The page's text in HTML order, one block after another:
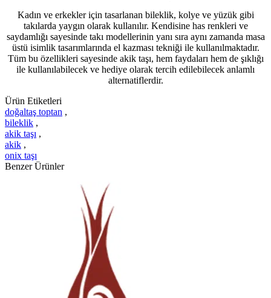
Kadın ve erkekler için tasarlanan bileklik, kolye ve yüzük gibi
takılarda yaygın olarak kullanılır. Kendisine has renkleri ve
saydamlığı sayesinde takı modellerinin yanı sıra aynı zamanda masa
üstü isimlik tasarımlarında el kazması tekniği ile kullanılmaktadır.
Tüm bu özellikleri sayesinde akik taşı, hem faydaları hem de şıklığı
ile kullanılabilecek ve hediye olarak tercih edilebilecek anlamlı
alternatiflerdir.
Ürün Etiketleri
doğaltaş toptan ,
bileklik ,
akik taşı ,
akik ,
onix taşı
Benzer Ürünler